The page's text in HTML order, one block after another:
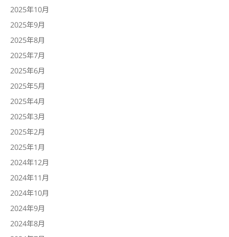
2025年10月
2025年9月
2025年8月
2025年7月
2025年6月
2025年5月
2025年4月
2025年3月
2025年2月
2025年1月
2024年12月
2024年11月
2024年10月
2024年9月
2024年8月